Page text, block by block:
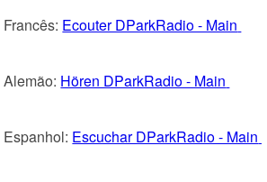
Ecouter DParkRadio - Main
Hören DParkRadio - Main
Escuchar DParkRadio - Main